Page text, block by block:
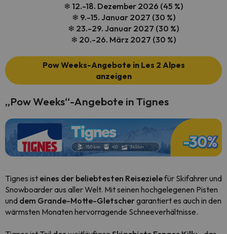
❄ 12.-18. Dezember 2026 (45 %)
❄ 9.-15. Januar 2027 (30 %)
❄ 23.-29. Januar 2027 (30 %)
❄ 20.-26. März 2027 (30 %)
Pow Weeks-Angebote in Les 2 Alpes
anzeigen
„Pow Weeks“-Angebote in Tignes
Tignes ist eines der beliebtesten Reisezielefür Skifahrer und
Snowboarder aus aller Welt. Mit seinen hochgelegenen Pisten
und dem Grande-Motte-Gletschergarantiert es auch in den
wärmsten Monaten hervorragende Schneeverhältnisse.